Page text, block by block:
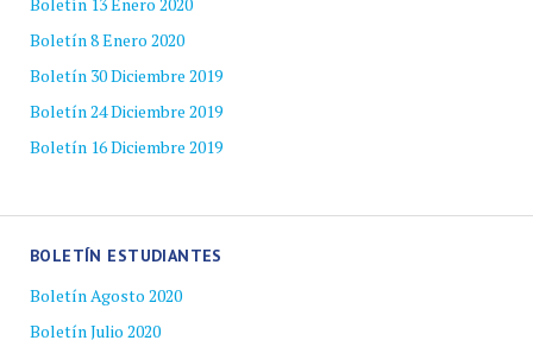
Boletín 8 Enero 2020
Boletín 30 Diciembre 2019
Boletín 24 Diciembre 2019
Boletín 16 Diciembre 2019
BOLETÍN ESTUDIANTES
Boletín Agosto 2020
Boletín Julio 2020